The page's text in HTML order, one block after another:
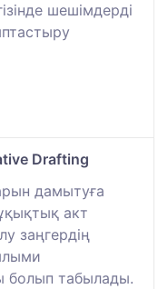
шешімдерді
Drafting
дамытуға
акт
заңгердің
болып табылады.